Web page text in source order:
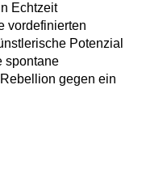
Echtzeit
vordefinierten
Potenzial
spontane
gegen ein